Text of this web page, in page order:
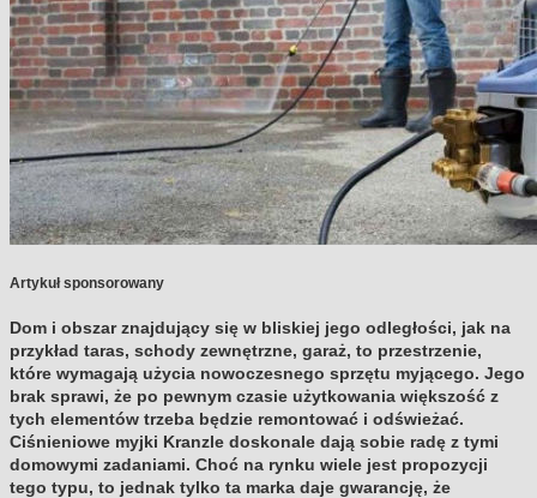
Artykuł sponsorowany
Dom i obszar znajdujący się w bliskiej jego odległości, jak na
przykład taras, schody zewnętrzne, garaż, to przestrzenie,
które wymagają użycia nowoczesnego sprzętu myjącego. Jego
brak sprawi, że po pewnym czasie użytkowania większość z
tych elementów trzeba będzie remontować i odświeżać.
Ciśnieniowe myjki Kranzle doskonale dają sobie radę z tymi
domowymi zadaniami. Choć na rynku wiele jest propozycji
tego typu, to jednak tylko ta marka daje gwarancję, że